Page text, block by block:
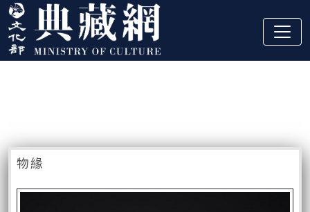
跳到主要內容
:::
物緣